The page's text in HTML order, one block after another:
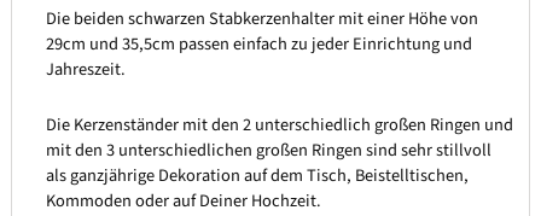
Die beiden schwarzen Stabkerzenhalter mit einer Höhe von
29cm und 35,5cm passen einfach zu jeder Einrichtung und
Jahreszeit.
Die Kerzenständer mit den 2 unterschiedlich großen Ringen und
mit den 3 unterschiedlichen großen Ringen sind sehr stillvoll
als ganzjährige Dekoration auf dem Tisch, Beistelltischen,
Kommoden oder auf Deiner Hochzeit.